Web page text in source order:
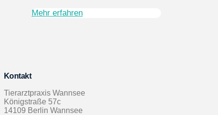
Mehr erfahren
Kontakt
Tierarztpraxis Wannsee
Königstraße 57c
14109 Berlin Wannsee